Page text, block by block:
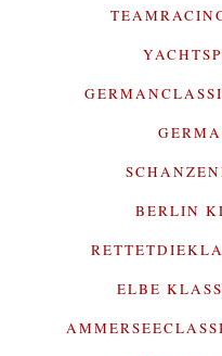
BERLIN
ELBE